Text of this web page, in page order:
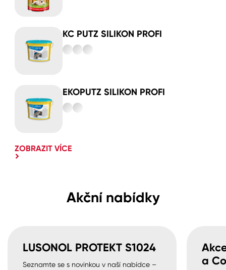
KC PUTZ SILIKON PROFI
EKOPUTZ SILIKON PROFI
ZOBRAZIT VÍCE
Akční nabídky
LUSONOL PROTEKT S1024
Seznamte se s novinkou v naší nabídce –
a